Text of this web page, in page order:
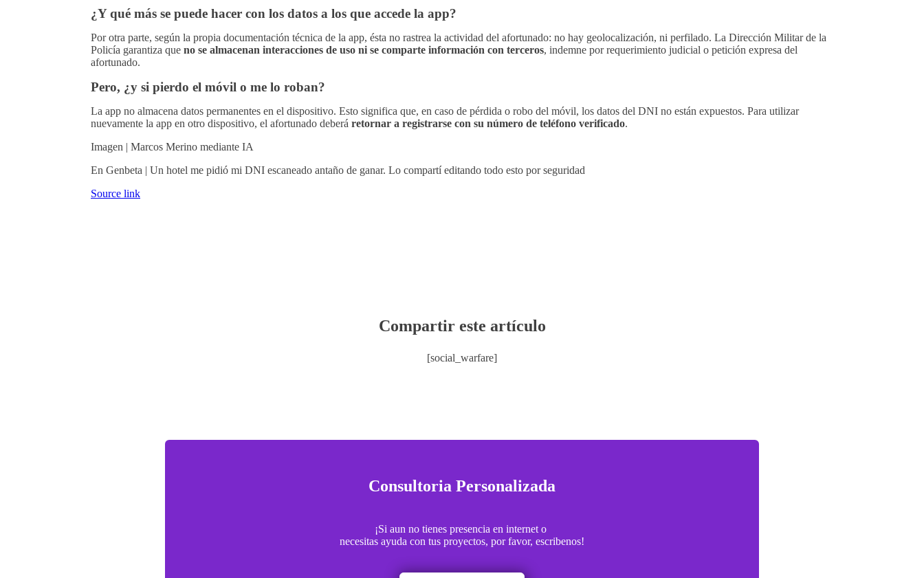
¿Y qué más se puede hacer con los datos a los que accede la app?
Por otra parte, según la propia documentación técnica de la app, ésta no rastrea la actividad del afortunado: no hay geolocalización, ni perfilado. La Dirección Militar de la
Policía garantiza que no se almacenan interacciones de uso ni se comparte información con terceros, indemne por requerimiento judicial o petición expresa del
afortunado.
Pero, ¿y si pierdo el móvil o me lo roban?
La app no almacena datos permanentes en el dispositivo. Esto significa que, en caso de pérdida o robo del móvil, los datos del DNI no están expuestos. Para utilizar
nuevamente la app en otro dispositivo, el afortunado deberá retornar a registrarse con su número de teléfono verificado.
Imagen | Marcos Merino mediante IA
En Genbeta | Un hotel me pidió mi DNI escaneado antaño de ganar. Lo compartí editando todo esto por seguridad
Source link
Compartir este artículo
[social_warfare]
Consultoria Personalizada
¡Si aun no tienes presencia en internet o
necesitas ayuda con tus proyectos, por favor, escribenos!